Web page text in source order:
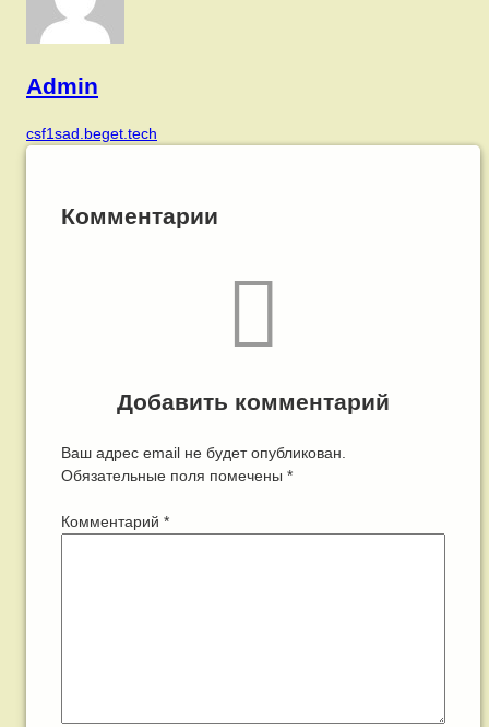
Admin
csf1sad.beget.tech
Комментарии
Добавить комментарий
Ваш адрес email не будет опубликован.
Обязательные поля помечены *
Комментарий *